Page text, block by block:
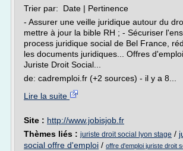
Trier par: Date | Pertinence
- Assurer une veille juridique autour du
mettre à jour la bible RH ; - Sécuriser
process juridique social de Bel France,
les documents juridiques... Offres
Juriste Droit Social...
de: cadremploi.fr (+2 sources) - il y a 8...
Lire la suite
Site : http://www.jobisjob.fr
Thèmes liés : juriste droit social lyon stage /
social offre d'emploi / offre d'emploi juriste droit